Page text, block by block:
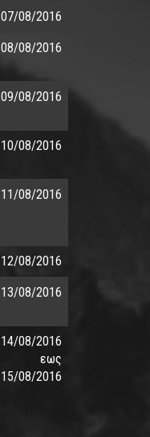
07/08/2016
08/08/2016
09/08/2016
10/08/2016
11/08/2016
12/08/2016
13/08/2016
14/08/2016
εως
15/08/2016